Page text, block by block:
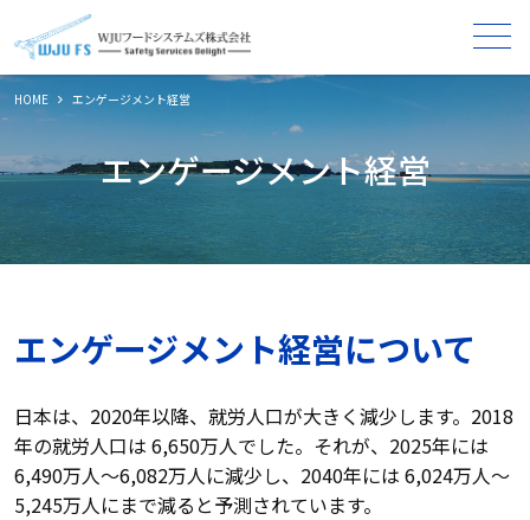
HOME エンゲージメント経営
エンゲージメント経営
エンゲージメント経営について
日本は、2020年以降、就労人口が大きく減少します。2018
年の就労人口は 6,650万人でした。それが、2025年には
6,490万人～6,082万人に減少し、2040年には 6,024万人～
5,245万人にまで減ると予測されています。